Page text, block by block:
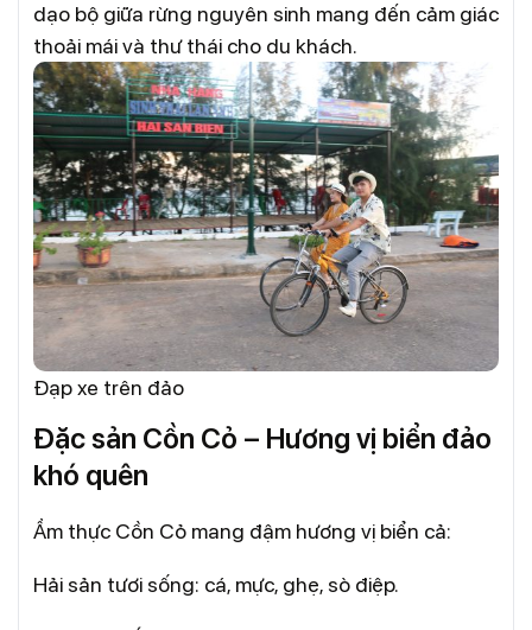
dạo bộ giữa rừng nguyên sinh mang đến cảm giác
thoải mái và thư thái cho du khách.
Đạp xe trên đảo
Đặc sản Cồn Cỏ – Hương vị biển đảo
khó quên
Ẩm thực Cồn Cỏ mang đậm hương vị biển cả:
Hải sản tươi sống: cá, mực, ghẹ, sò điệp.